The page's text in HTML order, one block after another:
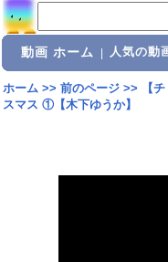
動画 ホーム 人気の動
ホーム>> 前のページ>>
【
スマス ①【木下ゆうか】